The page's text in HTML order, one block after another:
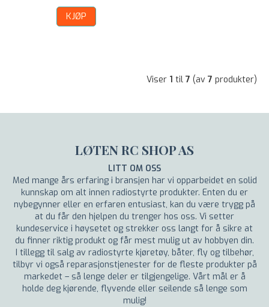
KJØP
Viser 1 til 7 (av 7 produkter)
LØTEN RC SHOP AS
LITT OM OSS
Med mange års erfaring i bransjen har vi opparbeidet en solid
kunnskap om alt innen radiostyrte produkter. Enten du er
nybegynner eller en erfaren entusiast, kan du være trygg på
at du får den hjelpen du trenger hos oss. Vi setter
kundeservice i høysetet og strekker oss langt for å sikre at
du finner riktig produkt og får mest mulig ut av hobbyen din.
I tillegg til salg av radiostyrte kjøretøy, båter, fly og tilbehør,
tilbyr vi også reparasjonstjenester for de fleste produkter på
markedet – så lenge deler er tilgjengelige. Vårt mål er å
holde deg kjørende, flyvende eller seilende så lenge som
mulig!